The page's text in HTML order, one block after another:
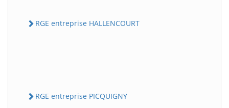
RGE entreprise HALLENCOURT
RGE entreprise PICQUIGNY